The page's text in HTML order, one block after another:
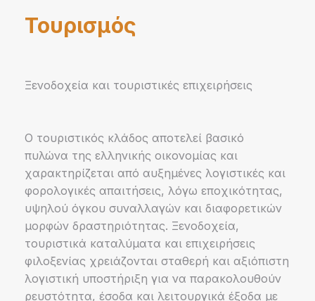
Τουρισμός
Ξενοδοχεία και τουριστικές επιχειρήσεις
Ο τουριστικός κλάδος αποτελεί βασικό
πυλώνα της ελληνικής οικονομίας και
χαρακτηρίζεται από αυξημένες λογιστικές και
φορολογικές απαιτήσεις, λόγω εποχικότητας,
υψηλού όγκου συναλλαγών και διαφορετικών
μορφών δραστηριότητας. Ξενοδοχεία,
τουριστικά καταλύματα και επιχειρήσεις
φιλοξενίας χρειάζονται σταθερή και αξιόπιστη
λογιστική υποστήριξη για να παρακολουθούν
ρευστότητα, έσοδα και λειτουργικά έξοδα με